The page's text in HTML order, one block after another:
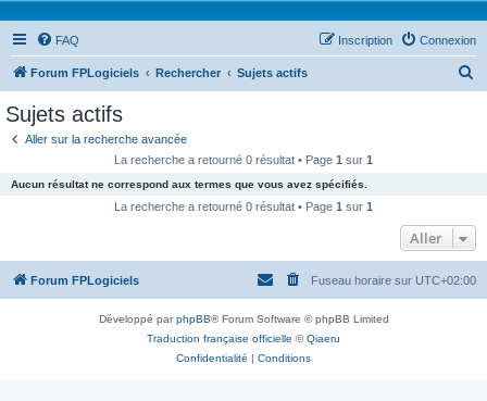
FAQ Connexion
Inscription
Forum FPLogiciels Rechercher Sujets actifs
c
e
Sujets actifs
Aller sur la recherche avancée
La recherche a retourné 0 résultat • Page 1 sur 1
Aucun résultat ne correspond aux termes que vous avez spécifiés.
La recherche a retourné 0 résultat • Page 1 sur 1
Aller
Forum FPLogiciels Fuseau horaire sur UTC+02:00
Développé parphpBB® Forum Software © phpBB Limited
Traduction française officielle ©Qiaeru
Confidentialité | Conditions